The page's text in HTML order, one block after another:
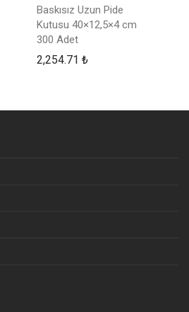
Baskısız Uzun Pide
Kutusu 40×12,5×4 cm
300 Adet
2,254.71 ₺